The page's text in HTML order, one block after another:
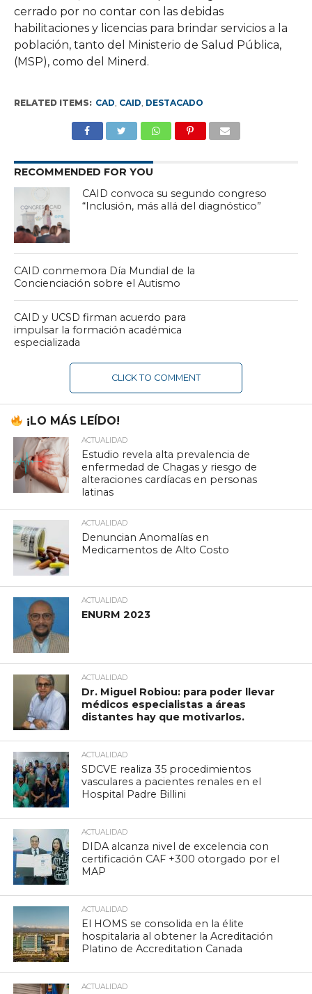
cerrado por no contar con las debidas
habilitaciones y licencias para brindar servicios a la
población, tanto del Ministerio de Salud Pública,
(MSP), como del Minerd.
RELATED ITEMS: CAD, CAID, DESTACADO
RECOMMENDED FOR YOU
CAID convoca su segundo congreso
“Inclusión, más allá del diagnóstico”
CAID conmemora Día Mundial de la
Concienciación sobre el Autismo
CAID y UCSD firman acuerdo para
impulsar la formación académica
especializada
CLICK TO COMMENT
¡LO MÁS LEÍDO!
ACTUALIDAD
Estudio revela alta prevalencia de
enfermedad de Chagas y riesgo de
alteraciones cardíacas en personas
latinas
ACTUALIDAD
Denuncian Anomalías en
Medicamentos de Alto Costo
ACTUALIDAD
ENURM 2023
ACTUALIDAD
Dr. Miguel Robiou: para poder llevar
médicos especialistas a áreas
distantes hay que motivarlos.
ACTUALIDAD
SDCVE realiza 35 procedimientos
vasculares a pacientes renales en el
Hospital Padre Billini
ACTUALIDAD
DIDA alcanza nivel de excelencia con
certificación CAF +300 otorgado por el
MAP
ACTUALIDAD
El HOMS se consolida en la élite
hospitalaria al obtener la Acreditación
Platino de Accreditation Canada
ACTUALIDAD